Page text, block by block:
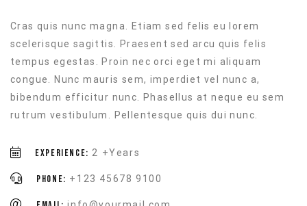
Cras quis nunc magna. Etiam sed felis eu lorem
scelerisque sagittis. Praesent sed arcu quis felis
tempus egestas. Proin nec orci eget mi aliquam
congue. Nunc mauris sem, imperdiet vel nunc a,
bibendum efficitur nunc. Phasellus at neque eu sem
rutrum vestibulum. Pellentesque quis dui nunc.
Experience: 2 +Years
Phone: +123 45678 9100